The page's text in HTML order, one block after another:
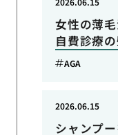
女性の薄
自費診療
AGA
シャンプ
2026.06.15